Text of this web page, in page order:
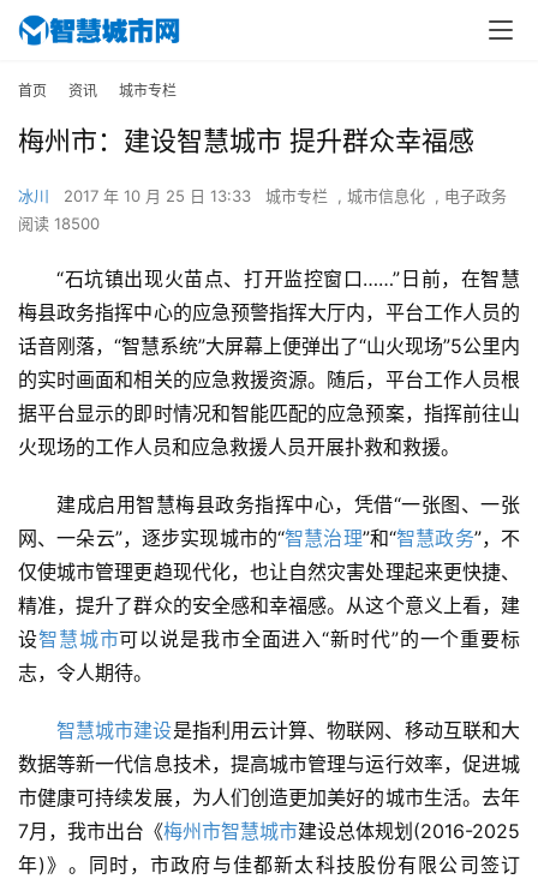
首页 资讯 城市专栏
梅州市：建设智慧城市 提升群众幸福感
冰川 2017 年 10 月 25 日 13:33 城市专栏 , 城市信息化 , 电子政务
阅读 18500
“石坑镇出现火苗点、打开监控窗口……”日前，在智慧
梅县政务指挥中心的应急预警指挥大厅内，平台工作人员的
话音刚落，“智慧系统”大屏幕上便弹出了“山火现场”5公里内
的实时画面和相关的应急救援资源。随后，平台工作人员根
据平台显示的即时情况和智能匹配的应急预案，指挥前往山
火现场的工作人员和应急救援人员开展扑救和救援。
建成启用智慧梅县政务指挥中心，凭借“一张图、一张
网、一朵云”，逐步实现城市的“智慧治理”和“智慧政务”，不
仅使城市管理更趋现代化，也让自然灾害处理起来更快捷、
精准，提升了群众的安全感和幸福感。从这个意义上看，建
设智慧城市可以说是我市全面进入“新时代”的一个重要标
志，令人期待。
智慧城市建设是指利用云计算、物联网、移动互联和大
数据等新一代信息技术，提高城市管理与运行效率，促进城
市健康可持续发展，为人们创造更加美好的城市生活。去年
7月，我市出台《梅州市智慧城市建设总体规划(2016-2025
年)》。同时，市政府与佳都新太科技股份有限公司签订